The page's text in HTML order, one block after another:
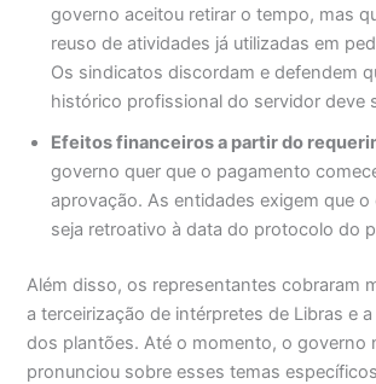
governo aceitou retirar o tempo, mas
reuso de atividades já utilizadas em
Os sindicatos discordam e defendem
histórico profissional do servidor deve
Efeitos financeiros a partir do
governo quer que o pagamento
aprovação. As entidades exigem que
seja retroativo à data do protocolo do
Além disso, os representantes cobraram
a terceirização de intérpretes de Libras e
dos plantões. Até o momento, o governo
pronunciou sobre esses temas